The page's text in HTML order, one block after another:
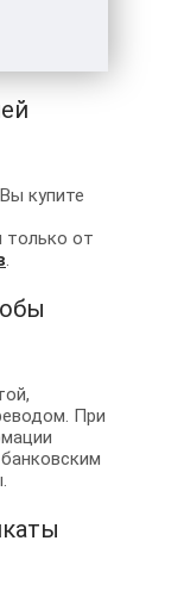
купите
только от
.
При